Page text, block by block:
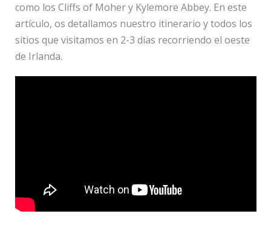
como los Cliffs of Moher y Kylemore Abbey. En este
artículo, os detallamos nuestro itinerario y todos los
sitios que visitamos en 2-3 días recorriendo el oeste
de Irlanda.